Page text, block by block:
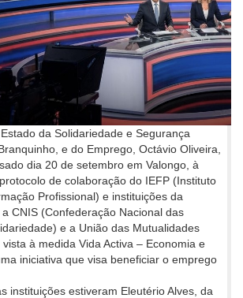
da Solidariedade e Segurança
e do Emprego, Octávio Oliveira,
dia 20 de setembro em Valongo, à
de colaboração do IEFP (Instituto
Profissional) e instituições da
CNIS (Confederação Nacional das
e a União das Mutualidades
à medida Vida Activa – Economia e
iniciativa que visa beneficiar o emprego
instituições estiveram Eleutério Alves, da